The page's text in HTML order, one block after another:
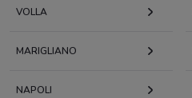
VOLLA
MARIGLIANO
NAPOLI